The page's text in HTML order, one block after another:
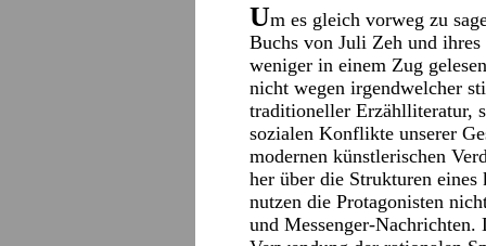
Um es gleich vorweg zu
Buchs von Juli Zeh und
weniger in einem Zug
nicht wegen irgendwelcher
traditioneller Erzählliteratur,
sozialen Konflikte unserer
modernen künstlerischen
her über die Strukturen
nutzen die Protagonisten
und Messenger-